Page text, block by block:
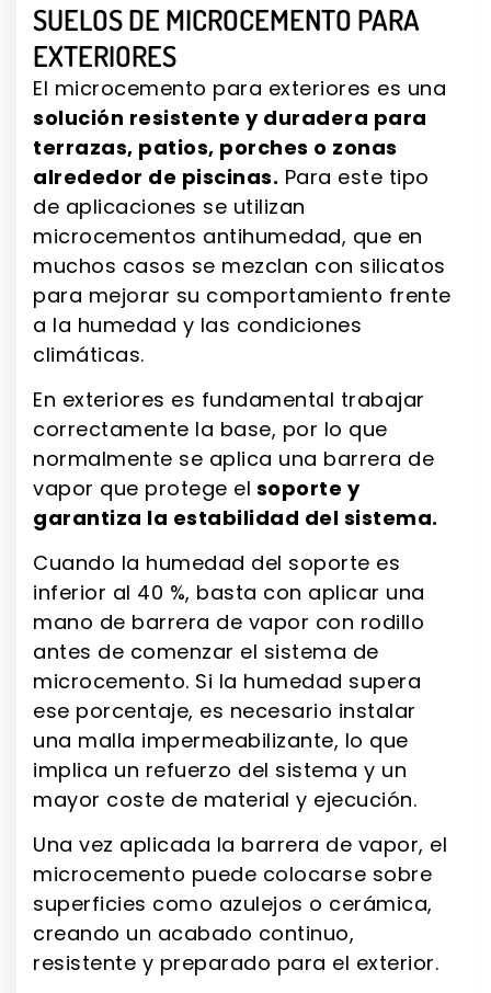
SUELOS DE MICROCEMENTO PARA
EXTERIORES
El microcemento para exteriores es una
solución resistente y duradera para
terrazas, patios, porches o zonas
alrededor de piscinas. Para este tipo
de aplicaciones se utilizan
microcementos antihumedad, que en
muchos casos se mezclan con silicatos
para mejorar su comportamiento frente
a la humedad y las condiciones
climáticas.
En exteriores es fundamental trabajar
correctamente la base, por lo que
normalmente se aplica una barrera de
vapor que protege el soporte y
garantiza la estabilidad del sistema.
Cuando la humedad del soporte es
inferior al 40 %, basta con aplicar una
mano de barrera de vapor con rodillo
antes de comenzar el sistema de
microcemento. Si la humedad supera
ese porcentaje, es necesario instalar
una malla impermeabilizante, lo que
implica un refuerzo del sistema y un
mayor coste de material y ejecución.
Una vez aplicada la barrera de vapor, el
microcemento puede colocarse sobre
superficies como azulejos o cerámica,
creando un acabado continuo,
resistente y preparado para el exterior.